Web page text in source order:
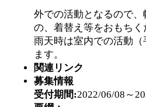
「赤ちゃ
付期間：
「まだま
外での活動となるので
の、着替え等をおもちく
雨天時は室内での活動
ます。
関連リンク
募集情報
受付期間:2022/06/08～